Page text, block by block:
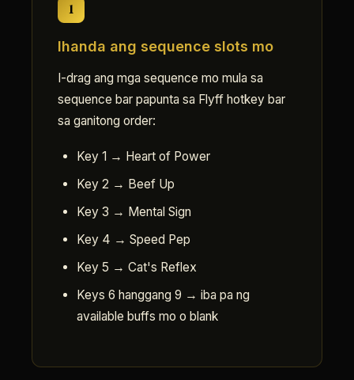
1
Ihanda ang sequence slots mo
I-drag ang mga sequence mo mula sa
sequence bar papunta sa Flyff hotkey bar
sa ganitong order:
Key 1 → Heart of Power
Key 2 → Beef Up
Key 3 → Mental Sign
Key 4 → Speed Pep
Key 5 → Cat's Reflex
Keys 6 hanggang 9 → iba pa ng
available buffs mo o blank